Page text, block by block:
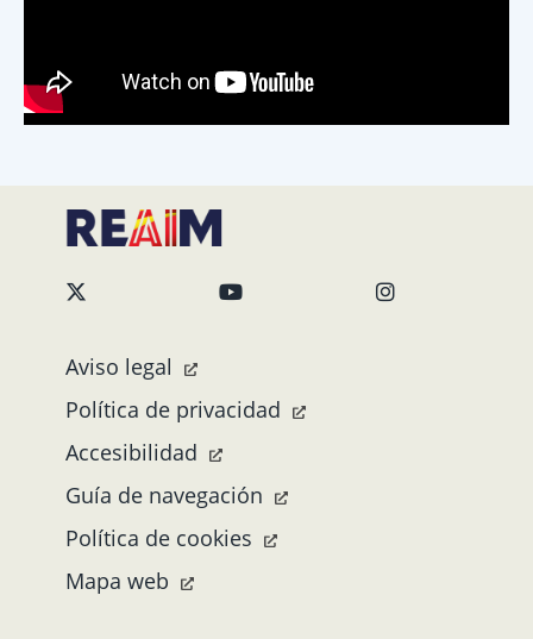
Aviso legal
Política de privacidad
Accesibilidad
Guía de navegación
Política de cookies
Mapa web